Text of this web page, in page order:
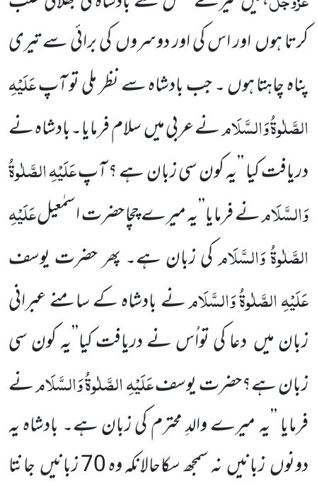
کرتا ہوںاور اس کی اور دوسروںکی برائیسے تیری
پناہ چاہتا ہوں ۔ جب بادشاہ سے نظر ملی تو آپعَلَیْہِ
الصَّلٰوۃُ وَالسَّلَامنے عربی میںسلام فرمایا۔بادشاہ نے
دریافتکیا ’’یہ کون سی زبان ہے ؟ آپعَلَیْہِ الصَّلٰوۃُ
وَالسَّلَامنے فرمایا’’یہ میرے چچا حضرت اسمٰعیلعَلَیْہِ
الصَّلٰوۃُ وَالسَّلَامکی زبان ہے۔ پھر حضرت یوسف
عَلَیْہِ الصَّلٰوۃُ وَالسَّلَامنے بادشاہ کے سامنے عبرانی
زبان میں دعا کی تواُس نے دریافت کیا’’یہ کون سی
زبان ہے؟حضرت یوسفعَلَیْہِ الصَّلٰوۃُ وَالسَّلَامنے
فرمایا ’’یہ میرے والدِ محترم کی زبان ہے۔ بادشاہ یہ
دونوںزبانیںنہ سمجھ سکاحالانکہ وہ70زبانیںجانتا